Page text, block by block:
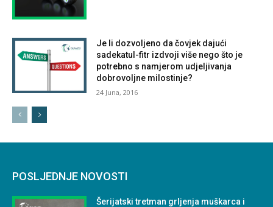
Je li dozvoljeno da čovjek dajući
sadekatul-fitr izdvoji više nego što je
potrebno s namjerom udjeljivanja
dobrovoljne milostinje?
24 Juna, 2016
POSLJEDNJE NOVOSTI
Šerijatski tretman grljenja muškarca i